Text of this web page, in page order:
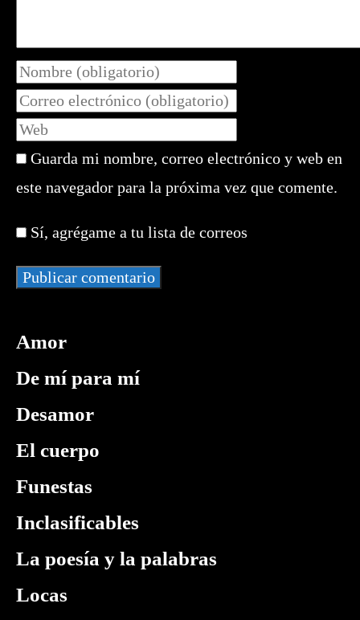
Introduce
tu
nombre
o
de
usuario
comentar
Introduce
tu
dirección
de
electrónico
comentar
Introduce
la
URL
de
web
(opcional)
Guarda mi nombre, correo electrónico y web en
este navegador para la próxima vez que comente.
Sí, agrégame a tu lista de correos
Amor
De mí para mí
Desamor
El cuerpo
Funestas
Inclasificables
La poesía y la palabras
Locas